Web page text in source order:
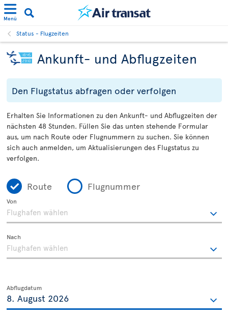
Menü
Status - Flugzeiten
Ankunft- und Abflugzeiten
Den Flugstatus abfragen oder verfolgen
Erhalten Sie Informationen zu den Ankunft- und Abflugzeiten der
nächsten 48 Stunden. Füllen Sie das unten stehende Formular
aus, um nach Route oder Flugnummern zu suchen. Sie können
sich auch anmelden, um Aktualisierungen des Flugstatus zu
verfolgen.
Route Flugnummer
Von
Nach
Abflugdatum